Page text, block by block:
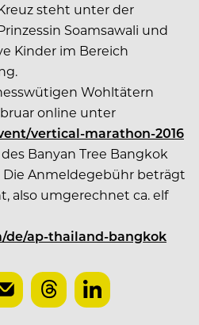
steht unter der
Soamsawali und
Kinder im Bereich
Wohltätern
online unter
vertical-marathon-2016
Banyan Tree Bangkok
Anmeldegebühr beträgt
also umgerechnet ca. elf
de/ap-thailand-bangkok